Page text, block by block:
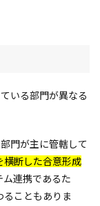
いる部門が異なる
門が主に管轄して
横断した合意形成
連携であるた
こともありま